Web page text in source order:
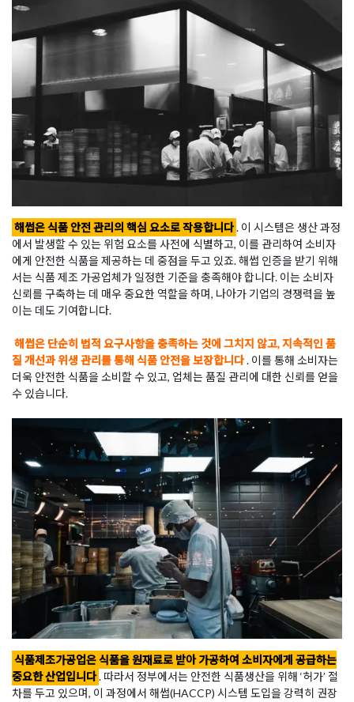
해썹은 식품 안전 관리의 핵심 요소로 작용합니다. 이 시스템은 생산 과정
에서 발생할 수 있는 위험 요소를 사전에 식별하고, 이를 관리하여 소비자
에게 안전한 식품을 제공하는 데 중점을 두고 있죠. 해썹 인증을 받기 위해
서는 식품 제조 가공업체가 일정한 기준을 충족해야 합니다. 이는 소비자
신뢰를 구축하는 데 매우 중요한 역할을 하며, 나아가 기업의 경쟁력을 높
이는 데도 기여합니다.
해썹은 단순히 법적 요구사항을 충족하는 것에 그치지 않고, 지속적인 품
질 개선과 위생 관리를 통해 식품 안전을 보장합니다. 이를 통해 소비자는
더욱 안전한 식품을 소비할 수 있고, 업체는 품질 관리에 대한 신뢰를 얻을
수 있습니다.
식품제조가공업은 식품을 원재료로 받아 가공하여 소비자에게 공급하는
중요한 산업입니다. 따라서 정부에서는 안전한 식품생산을 위해 ‘허가’ 절
차를 두고 있으며, 이 과정에서 해썹(HACCP) 시스템 도입을 강력히 권장